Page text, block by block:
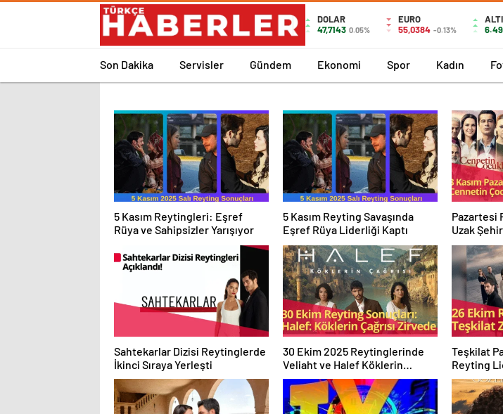
DOLAR
47,7143 0.05%
EURO
55,0384 -0.13%
Son Dakika Servisler Gündem Ekonomi Spor Kadın
5 Kasım Reytingleri: Eşref
Rüya ve Sahipsizler Yarışıyor
5 Kasım Reyting Savaşında
Eşref Rüya Liderliği Kaptı
Pazartesi
Uzak
Sahtekarlar Dizisi Reytinglerde
İkinci Sıraya Yerleşti
30 Ekim 2025 Reytinglerinde
Veliaht ve Halef Köklerin
Çağrısı Yarıştı
Teşkilat
Reyting